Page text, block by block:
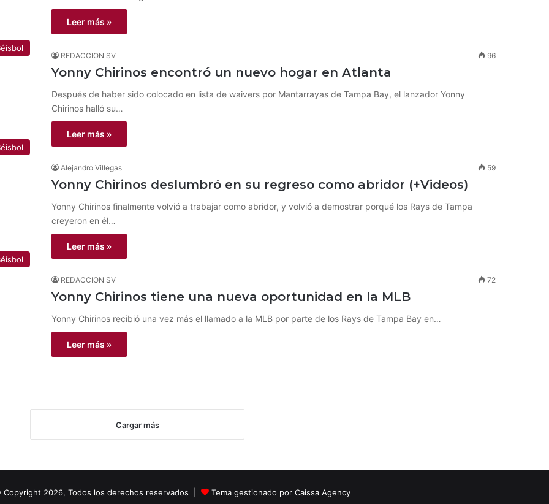
Leer más »
REDACCION SV 96
Yonny Chirinos encontró un nuevo hogar en Atlanta
Después de haber sido colocado en lista de waivers por Mantarrayas de Tampa Bay, el lanzador Yonny
Chirinos halló su…
Leer más »
Alejandro Villegas 59
Yonny Chirinos deslumbró en su regreso como abridor (+Videos)
Yonny Chirinos finalmente volvió a trabajar como abridor, y volvió a demostrar porqué los Rays de Tampa
creyeron en él…
Leer más »
REDACCION SV 72
Yonny Chirinos tiene una nueva oportunidad en la MLB
Yonny Chirinos recibió una vez más el llamado a la MLB por parte de los Rays de Tampa Bay en…
Leer más »
Cargar más
Copyright 2026, Todos los derechos reservados | Tema gestionado por Caissa Agency